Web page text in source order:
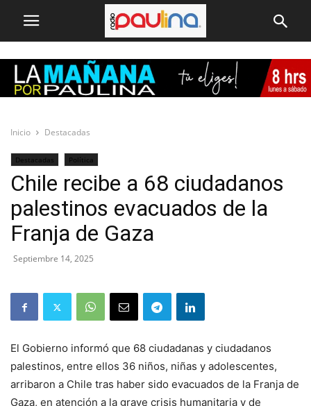
Inicio Destacadas
Destacadas Política
Chile recibe a 68 ciudadanos
palestinos evacuados de la
Franja de Gaza
Septiembre 14, 2025
El Gobierno informó que 68 ciudadanas y ciudadanos
palestinos, entre ellos 36 niños, niñas y adolescentes,
arribaron a Chile tras haber sido evacuados de la Franja de
Gaza, en atención a la grave crisis humanitaria y de